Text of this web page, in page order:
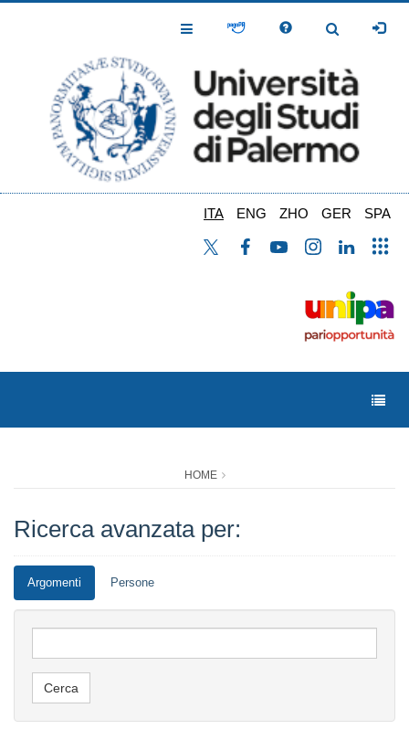
Toggle
Toggle
ITA ENG ZHO GER SPA
HOME
Ricerca avanzata per:
Argomenti Persone